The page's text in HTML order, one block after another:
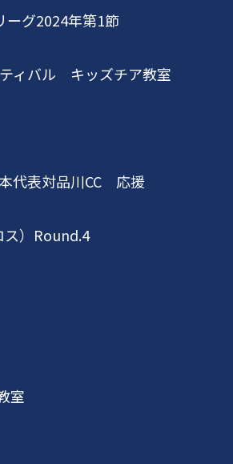
ーグ2024年第1節
ィバル キッズチア教室
代表対品川CC 応援
） Round.4
室